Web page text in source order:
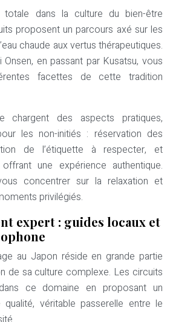
totale dans la culture du bien-être
proposent un parcours axé sur les
chaude aux vertus thérapeutiques.
en passant par Kusatsu, vous
facettes de cette tradition
chargent des aspects pratiques,
les non-initiés : réservation des
de l’étiquette à respecter, et
une expérience authentique.
concentrer sur la relaxation et
privilégiés.
expert : guides locaux et
au Japon réside en grande partie
de sa culture complexe. Les circuits
ce domaine en proposant un
véritable passerelle entre le